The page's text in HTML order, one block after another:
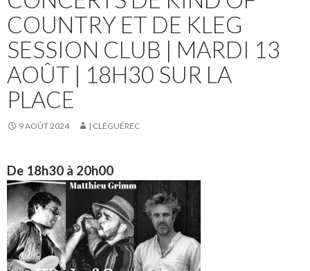
COUNTRY ET DE KLEG
SESSION CLUB | MARDI 13
AOÛT | 18H30 SUR LA
PLACE
9 AOÛT 2024 | CLÉGUÉREC
De 18h30 à 20h00